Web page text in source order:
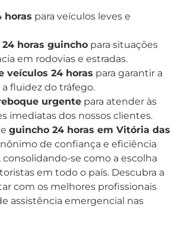
horas para veículos leves e
horas guincho para situações
em rodovias e estradas.
veículos 24 horas para garantir a
fluidez do tráfego.
urgente para atender às
imediatas dos nossos clientes.
guincho 24 horas em Vitória das
de confiança e eficiência
se como a escolha
em todo o país. Descubra a
com os melhores profissionais
assistência emergencial nas